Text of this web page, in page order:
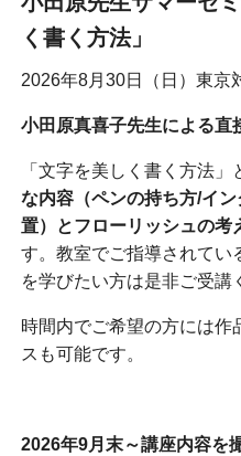
く書く方法」
2026年8月30日（日）東京
小田原真喜子先生による直
「文字を美しく書く方法」
な内容（ペンの持ち方/イ
置）とフローリッシュの考
す。教室でご指導されてい
を学びたい方は是非ご受講
時間内でご希望の方には作
スも可能です。
2026年9月末～講座内容を